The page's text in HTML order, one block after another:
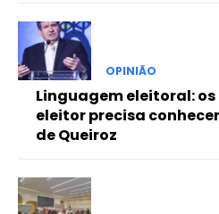
OPINIÃO
Linguagem eleitoral:
eleitor precisa
de Queiroz